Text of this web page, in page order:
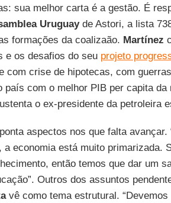
sua melhor carta é a gestão. É
Uruguayde Astori, a lista
formações da coalizaão. Martínez
e os desafios do seu projeto
com crise de hipotecas, com
país com o melhor PIB per capita da
o ex-presidente da petroleira
aspectos nos que falta avançar.
economia está muito primarizada.
então temos que dar um
Outros dos assuntos
vê como tema estrutural. “Devemos